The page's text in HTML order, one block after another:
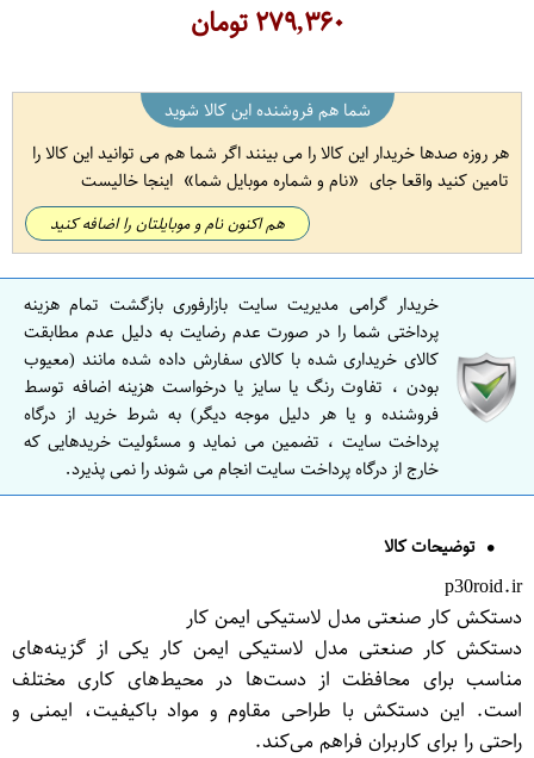
۲۷۹,۳۶۰تومان
شما هم فروشنده این کالا شوید
هر روزه صدها خریدار این کالا را می بینند اگر شما هم می توانید این کالا را
تامین کنید واقعا جای
نام و شماره موبایل شما اینجا خالیست
هم اکنون نام و موبایلتان را اضافه کنید
خریدار گرامی مدیریت سایت بازارفوری بازگشت تمام هزینه
پرداختی شما را در صورت عدم رضایت به دلیل عدم مطابقت
کالای خریداری شده با کالای سفارش داده شده مانند (معیوب
بودن ، تفاوت رنگ یا سایز یا درخواست هزینه اضافه توسط
فروشنده و یا هر دلیل موجه دیگر) به شرط خرید از درگاه
پرداخت سایت ، تضمین می نماید و مسئولیت خریدهایی که
خارج از درگاه پرداخت سایت انجام می شوند را نمی پذیرد.
توضیحات کالا
p30roid.ir
دستکش کار صنعتی مدل لاستیکی ایمن کار
دستکش کار صنعتی مدل لاستیکی ایمن کار یکی از گزینه‌های
مناسب برای محافظت از دست‌ها در محیط‌های کاری مختلف
است. این دستکش با طراحی مقاوم و مواد باکیفیت، ایمنی و
راحتی را برای کاربران فراهم می‌کند.